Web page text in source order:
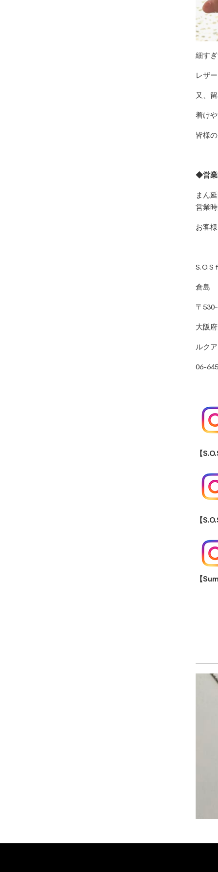
細す
レザ
又、
着け
皆様
◆営業
まん
営業
お客
S.O.S
倉島
〒
大阪
ルク
06-
【
【
【